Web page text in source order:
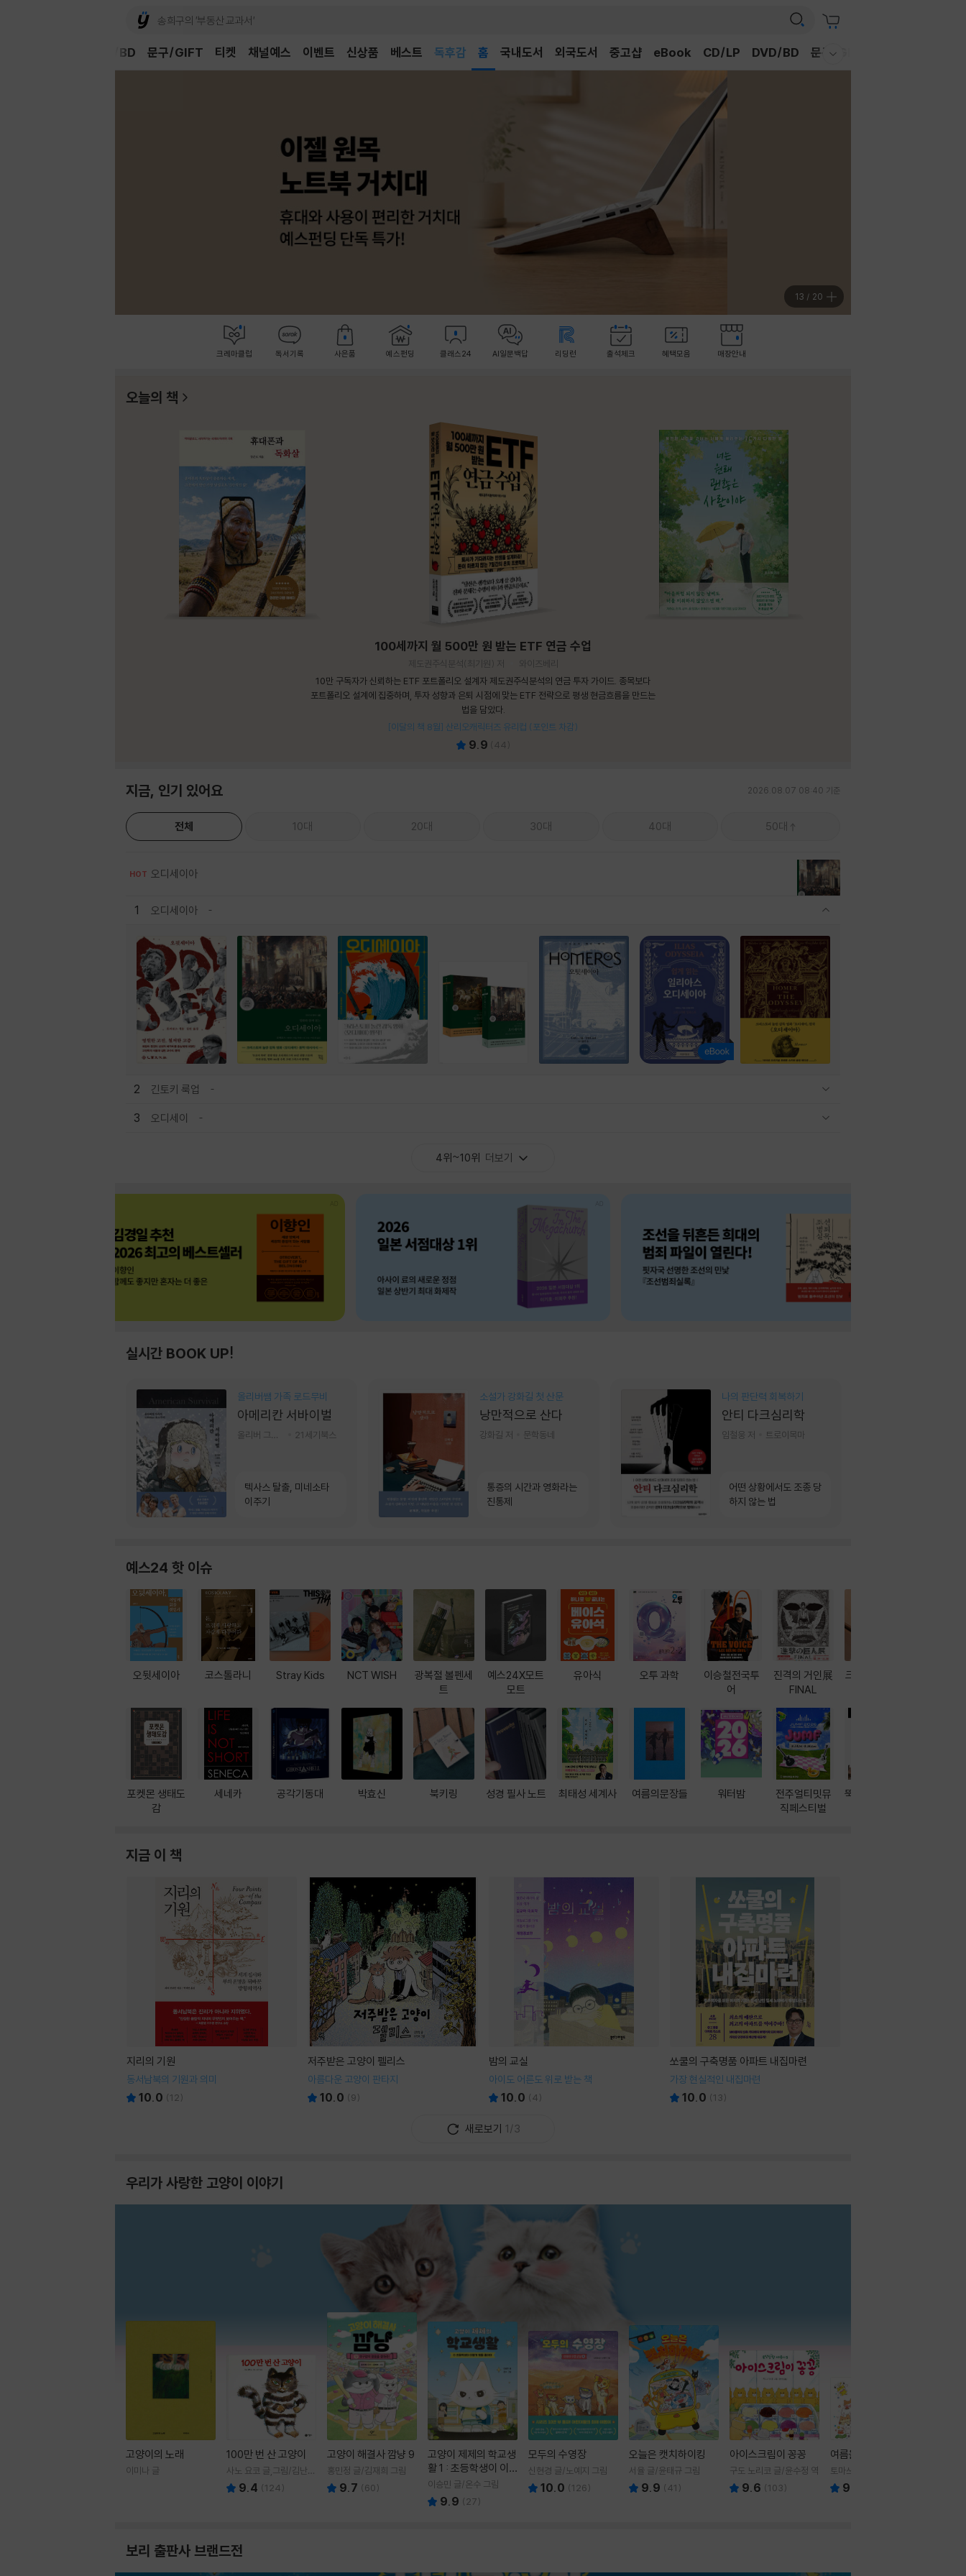
채널예스 이벤트 신상품 베스트
어린이
독후감
홈 국내도서 외국도서 중고샵 eBook CD/LP DVD/BD 문구/GIFT
DVD/BD 문구/GIFT 티켓
13 / 20
크레마클럽 독서기록 사은품 예스펀딩 클래스24 AI일문백답 리딩런 출석체크 혜택모음 매장안내
오늘의 책
100세까지 월 500만 원 받는 ETF 연금 수업
제도권주식분석(최기원) 저
와이즈베리
10만 구독자가 신뢰하는 ETF 포트폴리오 설계자 제도권주식분석의 연금 투자 가이드. 종목보다
포트폴리오 설계에 집중하며, 투자 성향과 은퇴 시점에 맞는 ETF 전략으로 평생 현금흐름을 만드는
법을 담았다.
[이달의 책 8월] 산리오캐릭터즈 유리컵 (포인트 차감)
9.9 44
지금, 인기 있어요 2026.08.07 08:40 기준
전체 10대 20대 30대 40대 50대
HOT 오디세이아
1 오디세이아
2 긴토키 룩업
3 오디세이
4위~10위 더보기
실시간 BOOK UP!
올리버쌤 가족 로드무비
아메리칸 서바이벌
21세기북스
텍사스 탈출, 미네소타
이주기
소설가 강화길 첫 산문
낭만적으로 산다
강화길 저 문학동네
통증의 시간과 영화라는
진통제
나의 판단력 회복하기
안티 다크심리학
임철웅 저 트로이목마
어떤 상황에서도 조종 당
하지 않는 법
예스24 핫 이슈
오뒷세이아
포켓몬 생태도
감
코스톨라니
세네카
Stray Kids
공각기동대
NCT WISH
박효신
광복절 볼펜세
트
북키링
예스24X모트
모트
성경 필사 노트
유아식
최태성 세계사
오투 과학
여름의문장들
이승철전국투
어
워터밤
진격의 거인展
FINAL
전주얼티밋뮤
직페스티벌
크레마 이북 리
뚝딱! AI 3대장
지금 이 책
지리의 기원
동서남북의 기원과 의미
10.0 (12)
저주받은 고양이 펠리스
아름다운 고양이 판타지
10.0 (9)
밤의 교실
아이도 어른도 위로 받는 책
10.0 (4)
쏘쿨의 구축명품 아파트 내집마련
가장 현실적인 내집마련
10.0 (13)
새로보기 1/3
우리가 사랑한 고양이 이야기
고양이의 노래
이미나 글
100만 번 산 고양이
사노 요코 글,그림/김난주
역 9.4 (124)
고양이 해결사 깜냥 9
홍민정 글/김재희 그림
9.7 (60)
고양이 제제의 학교생
활 1 : 초등학생이 이
렇게 힘들 줄이야
이승민 글/온수 그림
9.9 ( 27)
모두의 수영장
신현경 글/노예지 그림
10.0 (126)
오늘은 캣치하이킹
서율 글/윤태규 그림
9.9 (41 )
아이스크림이 꽁꽁
구도 노리코 글/윤수정 역
9.6 (103)
여름을 부탁해
토마쓰리 글그림
9.8
보리 출판사 브랜드전